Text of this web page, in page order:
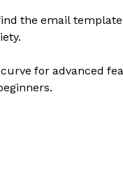
the email template
for advanced